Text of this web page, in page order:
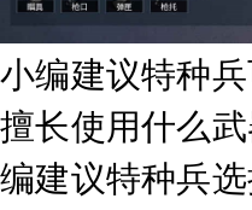
小编建议特种
擅长使用什么
编建议特种兵